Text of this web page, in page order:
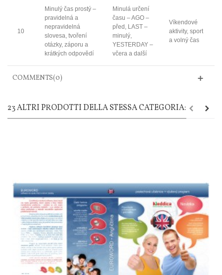
10
Minulý čas prostý –
pravidelná a
nepravidelná
slovesa, tvoření
otázky, záporu a
krátkých odpovědí
Minulá určení
času – AGO –
před, LAST –
minulý,
YESTERDAY –
včera a další
Víkendové
aktivity, sport
a volný čas
COMMENTS(0)
23 ALTRI PRODOTTI DELLA STESSA CATEGORIA: